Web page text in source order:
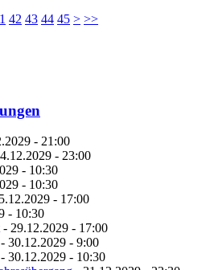
42 43 44 45 > >>
- 21:00
- 23:00
- 10:30
- 10:30
- 17:00
- 10:30
- 29.12.2029 - 17:00
- 30.12.2029 - 9:00
- 30.12.2029 - 10:30